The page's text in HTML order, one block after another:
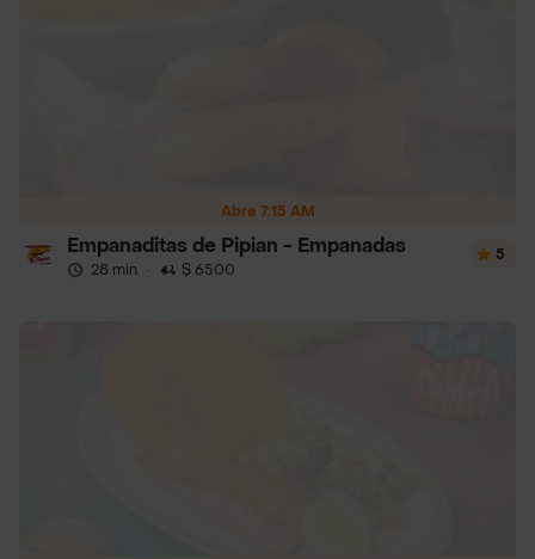
Abre 7:15 AM
Empanaditas de Pipian - Empanadas
28 min · $ 6500
5